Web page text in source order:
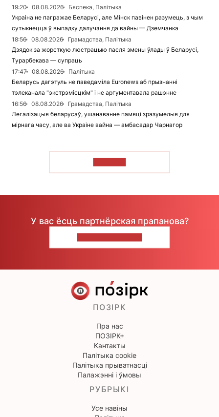
19:20
08.08.2026
Бяспека, Палітыка
Украіна не пагражае Беларусі, але Мінск павінен разумець, з чым
сутыкнецца ў выпадку далучэння да вайны — Дземчанка
18:56
08.08.2026
Грамадства, Палітыка
Дзядок за жорсткую люстрацыю пасля змены ўлады ў Беларусі,
Турарбекава — супраць
17:47
08.08.2026
Палітыка
Беларусь дагэтуль не паведаміла Euronews аб прызнанні
тэлеканала "экстрэмісцкім" і не аргументавала рашэнне
16:56
08.08.2026
Грамадства, Палітыка
Легалізацыя беларусаў, ушанаванне памяці зразумелыя для
мірнага часу, але ва Украіне вайна — амбасадар Чарнагор
У вас ёсць партнёрская прапанова?
ПОЗІРК
Пра нас
ПОЗІРК+
Кантакты
Палітыка cookie
Палітыка прыватнасці
Палажэнні і ўмовы
РУБРЫКІ
Усе навіны